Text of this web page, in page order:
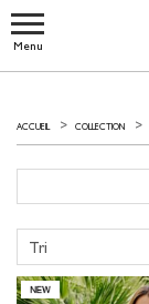
Menu
ACCUEIL COLLECTION
Tri